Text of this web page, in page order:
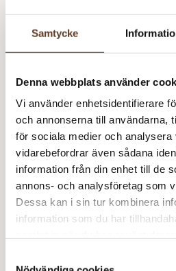
Samtycke
Denna webbplats använder
Vi använder enhetsidentifierare
och annonserna till användarna,
för sociala medier och analysera
vidarebefordrar även sådana
information från din enhet till de
annons- och analysföretag som
Dessa kan i sin tur kombinera
information som du har
Siri Cardigan
60 kr
Norska